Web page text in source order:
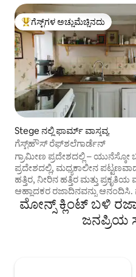
ಗೆಸ್ಟ್‌ಗಳಿಗೆ ಅತಿ ಹೆಚ್ಚು ಅಚ್ಚುಮೆಚ್ಚಿನದು
ಗೆಸ್ಟ್‌ಗಳ ಅಚ್ಚುಮೆಚ್ಚಿನದು
Stege ನಲ್ಲಿ ಫಾರ್ಮ್ ವಾಸ್ತವ್ಯ
ಗೆಸ್ಟ್‌ಹೌಸ್ ರೆಫ್‌ಶಲೆಗಾರ್ಡೆನ್
ಗ್ರಾಮೀಣ ಪ್ರದೇಶದಲ್ಲಿ –
ಪ್ರದೇಶದಲ್ಲಿ, ಮಧ್ಯಕಾಲೀನ
ಹತ್ತಿರ, ನೀರಿನ ಹತ್ತಿರ ಮತ್ತು ಪ್ರಕೃತಿಯ
ಆಹ್ಲಾದಕರ ರಜಾದಿನವನ್ನು ಆನಂದಿಸಿ. ನಾವು ಡ್ಯಾನಿಶ್-
ಜಪಾನೀಸ್ ದಂಪತಿ, ಎರಡು
ಬೆಕ್ಕುಗಳು, ಕುರಿಗಳು, ಓಡುವ
ಕೋಳಿಗಳನ್ನು ಒಳಗೊಂಡಿರುವ ಒಂದು
ಮೋನ್ಸ್ ಕ್ಲಿಂಟ್ ಬಳಿ
ಜನಪ್ರಿಯ